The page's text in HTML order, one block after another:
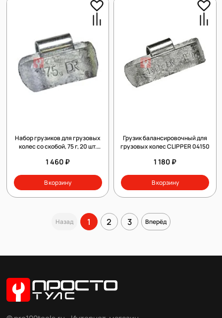
Набор грузиков для грузовых
колес со скобой, 75 г, 20 шт.
1 460 ₽
В корзину
Грузик балансировочный для
грузовых колес CLIPPER 04150
1 180 ₽
В корзину
Назад 1 2 3 Вперёд